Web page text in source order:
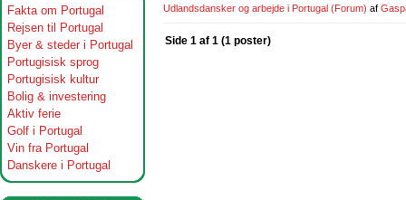
Fakta om Portugal
Rejsen til Portugal
Byer & steder i Portugal
Portugisisk sprog
Portugisisk kultur
Bolig & investering
Aktiv ferie
Golf i Portugal
Vin fra Portugal
Danskere i Portugal
Udlandsdansker og arbejde i Portugal (Forum) af
Side 1 af 1 (1 poster)